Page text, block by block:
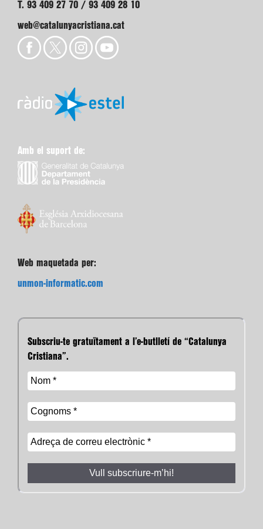
T. 93 409 27 70 / 93 409 28 10
web@catalunyacristiana.cat
Amb el suport de:
Web maquetada per:
unmon-informatic.com
Subscriu-te gratuïtament a l’e-butlletí de “Catalunya
Cristiana”.